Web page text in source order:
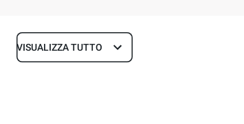
Profondità
VISUALIZZA TUTTO